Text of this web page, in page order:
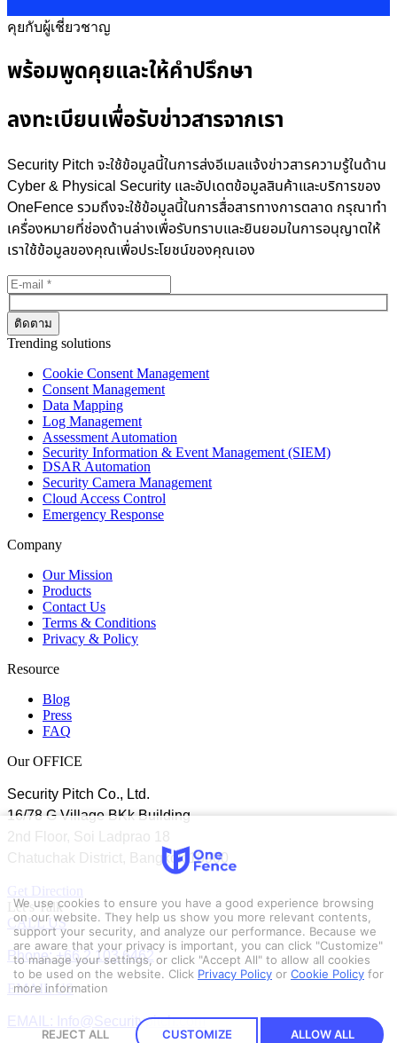
คุยกับผู้เชี่ยวชาญ
พร้อมพูดคุยและให้คำปรึกษา
ลงทะเบียนเพื่อรับข่าวสารจากเรา
Security Pitch จะใช้ข้อมูลนี้ในการส่งอีเมลแจ้งข่าวสารความรู้ในด้าน
Cyber & Physical Security และอัปเดตข้อมูลสินค้าและบริการของ
OneFence รวมถึงจะใช้ข้อมูลนี้ในการสื่อสารทางการตลาด กรุณาทำ
เครื่องหมายที่ช่องด้านล่างเพื่อรับทราบและยินยอมในการอนุญาตให้
เราใช้ข้อมูลของคุณเพื่อประโยชน์ของคุณเอง
Trending solutions
Cookie Consent Management
Consent Management
Data Mapping
Log Management
Assessment Automation
Security Information & Event Management (SIEM)
DSAR Automation
Security Camera Management
Cloud Access Control
Emergency Response
Company
Our Mission
Products
Contact Us
Terms & Conditions
Privacy & Policy
Resource
Blog
Press
FAQ
Our OFFICE
Security Pitch Co., Ltd.
16/78 G Village BKk Building
2nd Floor, Soi Ladprao 18
Chatuchak District, Bangkok 10900
Get Direction
Let’s Talk
CALL US
Phone: +66 2 103 6462
EMAIL US
EMAIL: Info@Securitypitch.com
We use cookies to ensure you have a good experience browsing
on our website. They help us show you more relevant contents,
support your security, and analyze our performance. Because we
are aware that your privacy is important, you can click "Customize"
to manage your settings, or click "Accept All" to allow all cookies
to be used on the website. Click Privacy Policy or Cookie Policy for
more information
REJECT ALL CUSTOMIZE ALLOW ALL